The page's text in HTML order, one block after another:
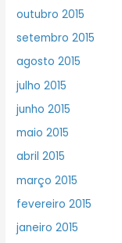
outubro 2015
setembro 2015
agosto 2015
julho 2015
junho 2015
maio 2015
abril 2015
março 2015
fevereiro 2015
janeiro 2015